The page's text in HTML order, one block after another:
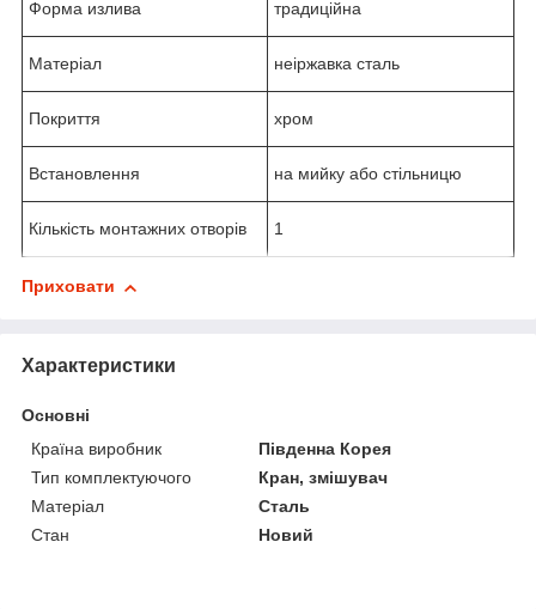
Форма излива традиційна
Матеріал неіржавка сталь
Покриття хром
Встановлення на мийку або стільницю
Кількість монтажних отворів 1
Приховати
Характеристики
Основні
Країна виробник
Південна Корея
Тип комплектуючого
Кран, змішувач
Матеріал
Сталь
Стан
Новий